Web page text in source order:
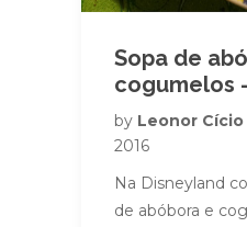
Sopa de
cogumelos
by Leonor Cício
2016
Na Disneyland
de abóbora e